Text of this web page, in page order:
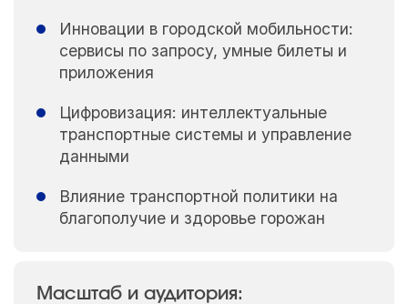
Инновации в городской мобильности:
сервисы по запросу, умные билеты и
приложения
Цифровизация: интеллектуальные
транспортные системы и управление
данными
Влияние транспортной политики на
благополучие и здоровье горожан
Масштаб и аудитория: